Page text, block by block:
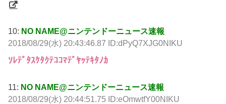
10: NO NAME@ニンテンドーニュース速報
2018/08/29(水) 20:43:46.87 ID:dPyQ7XJG0NIKU
ｿﾚﾃﾞﾀｽｹﾀｸﾃｺｺﾏﾃﾞﾔｯﾃｷﾀﾉｶ
11: NO NAME@ニンテンドーニュース速報
2018/08/29(水) 20:44:51.75 ID:eOmwtfY00NIKU